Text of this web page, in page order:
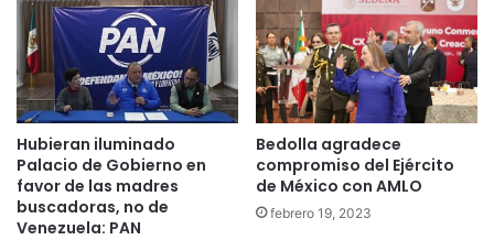
Hubieran iluminado
Palacio de Gobierno en
favor de las madres
buscadoras, no de
Venezuela: PAN
Bedolla agradece
compromiso del Ejército
de México con AMLO
febrero 19, 2023